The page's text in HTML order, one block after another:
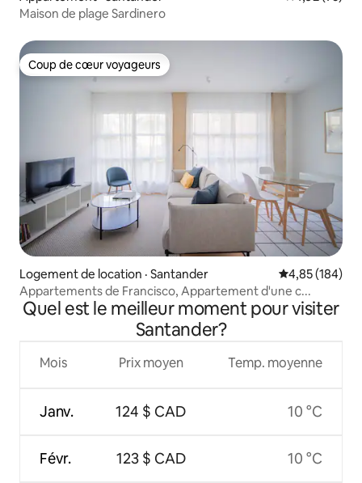
Maison de plage Sardinero
Coup de cœur voyageurs
Coup de cœur voyageurs
Logement de location · Santander Note
4,85 (184)
Appartements de Francisco, Appartement d'une c...
Quel est le meilleur moment pour visiter
Santander?
Mois
Janv.
Févr.
Prix moyen
124 $ CAD
123 $ CAD
Temp. moyenne
10 °C
10 °C